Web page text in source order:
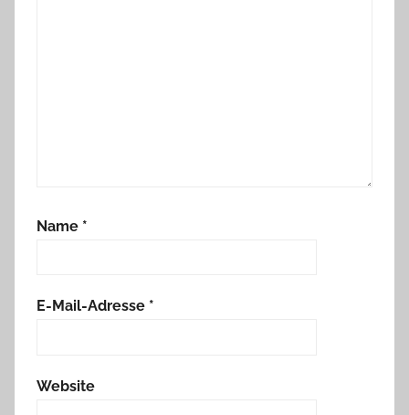
Name *
E-Mail-Adresse *
Website